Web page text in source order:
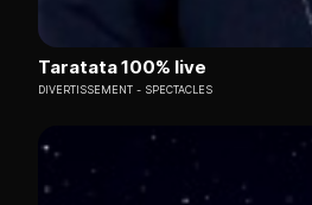
Taratata 100% live
DIVERTISSEMENT SPECTACLES